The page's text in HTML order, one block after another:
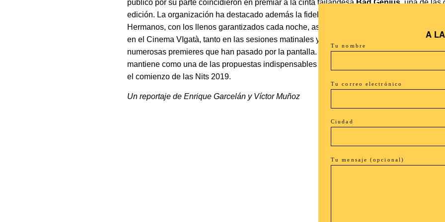
público por su parte coincidieron en premiar a la cinta tailandesaBad Genius, una de las
edición. La organización ha destacado además la fidelidad del público en sus sesiones
Hermanos, con los llenos garantizados cada noche, así como un incremento en el
en el Cinema VIgatà, tanto en las sesiones matinales y de la retrospectiva dedicada a
numerosas premieres que han pasado por la pantalla. Un año más el público ha
mantiene como una de las propuestas indispensables para el verano. Solo podemos
el comienzo de las Nits 2019.
Un reportaje de Enrique Garcelán y Víctor Muñoz
A LA
Tu nombre
Tu correo electrónico
Ciudad
Tu mensaje (opcional)